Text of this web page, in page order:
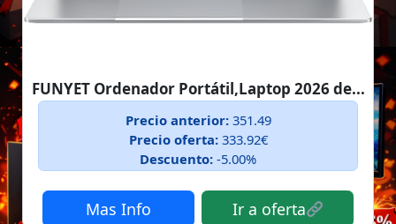
FUNYET Ordenador Portátil,Laptop 2026 de...
Precio anterior:351.49
Precio oferta:333.92€
Descuento: -5.00%
Mas Info Ir a oferta